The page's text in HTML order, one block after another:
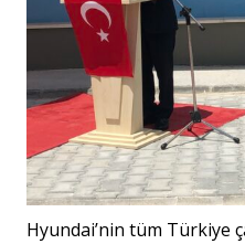
Hyundai’nin tüm Türkiye